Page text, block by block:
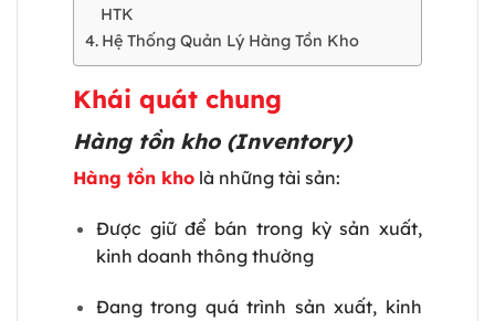
HTK
Hệ Thống Quản Lý Hàng Tồn Kho
Khái quát chung
Hàng tồn kho (Inventory)
Hàng tồn kho là những tài sản:
Được giữ để bán trong kỳ sản xuất,
kinh doanh thông thường
Đang trong quá trình sản xuất, kinh